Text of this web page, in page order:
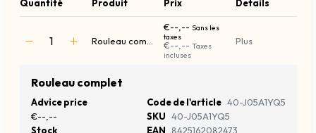
Quantité Produit Prix Details
€--,-- Sans les
taxes
€--,-- Taxes
incluses
Plus
Rouleau complet
Advice price
€--,--
Stock
Code de l'article 40-J05A1YQ5
SKU 40-J05A1YQ5
EAN
8425162082473